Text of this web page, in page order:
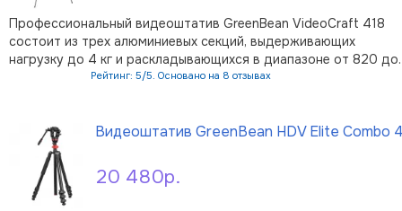
Профессиональный видеоштатив GreenBean VideoCraft 418
состоит из трех алюминиевых секций, выдерживающих
нагрузку до 4 кг и раскладывающихся в диапазоне от 820 до
1900 мм. Штатив обеспечивает максимальную безопасность
Рейтинг: 5/5. Основано на 8 отзывах
20 480р.
Видеоштатив GreenBean HDV Elite Combo